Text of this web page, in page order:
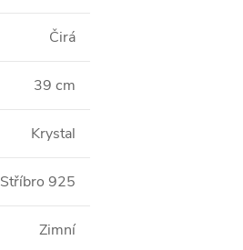
Čirá
39 cm
Krystal
Stříbro 925
Zimní